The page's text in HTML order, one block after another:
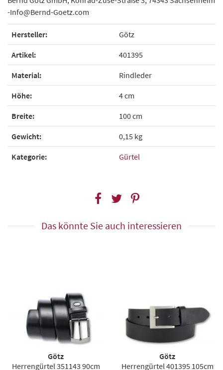
-Info@Bernd-Goetz.com
Hersteller: Götz
Artikel: 401395
Material: Rindleder
Höhe: 4 cm
Breite: 100 cm
Gewicht: 0,15 kg
Kategorie: Gürtel
Das könnte Sie auch interessieren
Götz
Herrengürtel 351143 90cm
Götz
Herrengürtel 401395 105cm